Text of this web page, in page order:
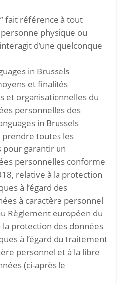
fait référence à tout
physique ou
d’une quelconque
in Brussels
et finalités
et organisationnelles du
personnelles des
in Brussels
prendre toutes les
pour garantir un
personnelles conforme
relative à la protection
à l’égard des
à caractère personnel
Règlement européen du
protection des données
à l’égard du traitement
personnel et à la libre
(ci-après le